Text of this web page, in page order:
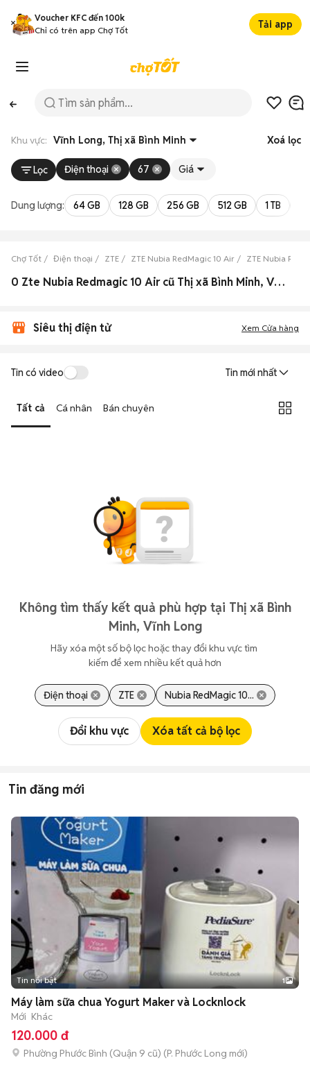
Voucher KFC đến 100k
Chỉ có trên app Chợ Tốt
Tải app
Khu vực: Vĩnh Long, Thị xã Bình Minh Xoá lọc
Lọc Điện thoại 67 Giá
Dung lượng: 64 GB 128 GB 256 GB 512 GB 1 TB
Chợ Tốt Điện thoại ZTE ZTE Nubia RedMagic 10 Air ZTE Nubia
0 Zte Nubia Redmagic 10 Air cũ Thị xã Bình Minh, Vĩnh Long đẹp
Siêu thị điện tử Xem Cửa hàng
Tin có video Tin mới nhất
Tất cả Cá nhân Bán chuyên
Không tìm thấy kết quả phù hợp tại Thị xã Bình
Minh, Vĩnh Long
Hãy xóa một số bộ lọc hoặc thay đổi khu vực tìm
kiếm để xem nhiều kết quả hơn
Điện thoại ZTE Nubia RedMagic 10...
Đổi khu vực Xóa tất cả bộ lọc
Tin đăng mới
Tin nổi bật 1
Máy làm sữa chua Yogurt Maker và Locknlock
Mới Khác
120.000 đ
Phường Phước Bình (Quận 9 cũ) (P. Phước Long mới)